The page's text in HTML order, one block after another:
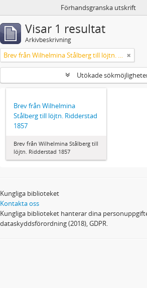
Förhandsgranska utskrift
Visar 1 resultat
Arkivbeskrivning
Brev från Wilhelmina Stålberg till löjtn. Ridderstad 1857
Utökade
Brev från Wilhelmina
Stålberg till löjtn. Ridderstad
1857
Brev från Wilhelmina Stålberg till
löjtn. Ridderstad 1857
Kungliga biblioteket
Kontakta oss
Kungliga biblioteket hanterar dina
dataskyddsförordning (2018), GDPR.